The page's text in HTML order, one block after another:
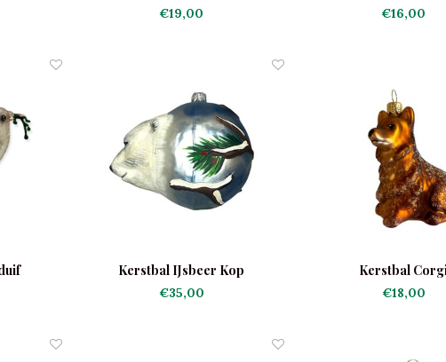
€19,00 €16,00
Kerstbal IJsbeer Kop
€35,00
Kerstbal
€18,00